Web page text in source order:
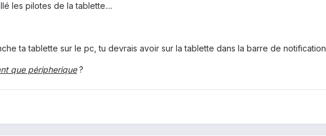
les pilotes de la tablette....
ta tablette sur le pc, tu devrais avoir sur la tablette dans la barre de notification
que péripherique?